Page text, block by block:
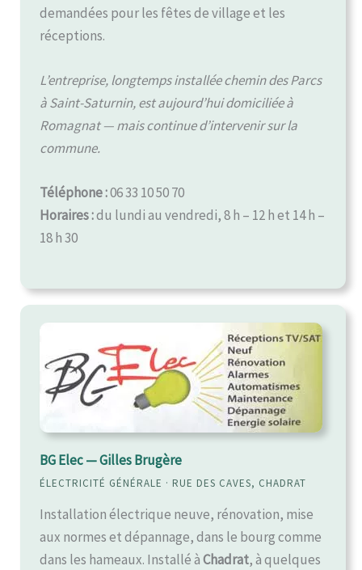
demandées pour les fêtes de village et les
réceptions.
L’entreprise, longtemps installée chemin des Parcs
à Saint-Saturnin, est aujourd’hui domiciliée à
Romagnat — mais continue d’intervenir sur la
commune.
Téléphone :06 33 10 50 70
Horaires :du lundi au vendredi, 8 h – 12 h et 14 h –
18 h 30
BG Elec — Gilles Brugère
ÉLECTRICITÉ GÉNÉRALE · RUE DES CAVES, CHADRAT
Installation électrique neuve, rénovation, mise
aux normes et dépannage, dans le bourg comme
dans les hameaux. Installé àChadrat, à quelques